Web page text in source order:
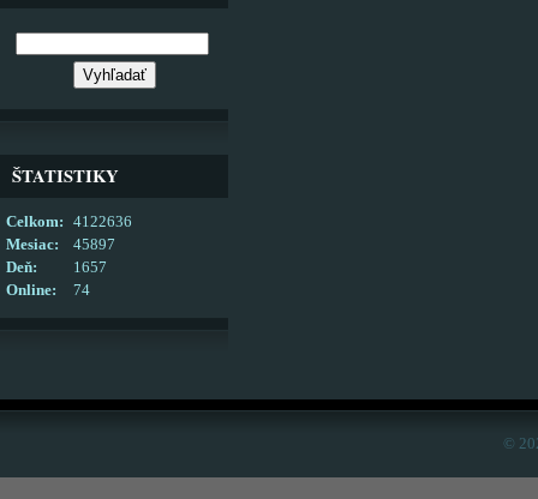
ŠTATISTIKY
Online: 74
Celkom:
4122636
Mesiac:
45897
Deň:
1657
©